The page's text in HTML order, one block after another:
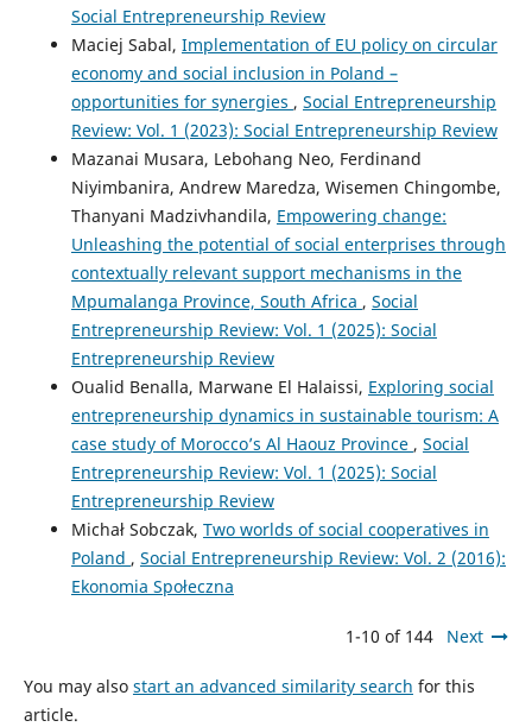
Social Entrepreneurship Review
Maciej Sabal, Implementation of EU policy on circular
economy and social inclusion in Poland –
opportunities for synergies , Social Entrepreneurship
Review: Vol. 1 (2023): Social Entrepreneurship Review
Mazanai Musara, Lebohang Neo, Ferdinand
Niyimbanira, Andrew Maredza, Wisemen Chingombe,
Thanyani Madzivhandila, Empowering change:
Unleashing the potential of social enterprises through
contextually relevant support mechanisms in the
Mpumalanga Province, South Africa , Social
Entrepreneurship Review: Vol. 1 (2025): Social
Entrepreneurship Review
Oualid Benalla, Marwane El Halaissi, Exploring social
entrepreneurship dynamics in sustainable tourism: A
case study of Morocco’s Al Haouz Province , Social
Entrepreneurship Review: Vol. 1 (2025): Social
Entrepreneurship Review
Michał Sobczak, Two worlds of social cooperatives in
Poland , Social Entrepreneurship Review: Vol. 2 (2016):
Ekonomia Społeczna
1-10 of 144 Next
You may also start an advanced similarity search for this
article.